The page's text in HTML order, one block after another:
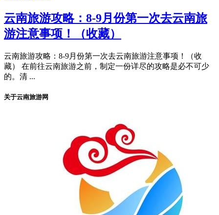
云南旅游攻略：8-9月份第一次去云南旅
游注意事项！（收藏）
云南旅游攻略：8-9月份第一次去云南旅游注意事项！（收
藏） 在前往云南旅游之前，制定一份详尽的攻略是必不可少
的。清 ...
关于云南旅游网